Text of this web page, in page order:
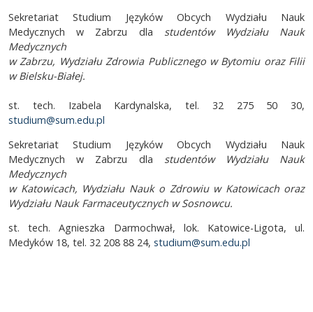
Sekretariat Studium Języków Obcych Wydziału Nauk
Medycznych w Zabrzu dla studentów Wydziału Nauk
Medycznych
w Zabrzu, Wydziału Zdrowia Publicznego w Bytomiu oraz Filii
w Bielsku-Białej.
st. tech. Izabela Kardynalska, tel. 32 275 50 30,
studium@sum.edu.pl
Sekretariat Studium Języków Obcych Wydziału Nauk
Medycznych w Zabrzu dla studentów Wydziału Nauk
Medycznych
w Katowicach, Wydziału Nauk o Zdrowiu w Katowicach oraz
Wydziału Nauk Farmaceutycznych w Sosnowcu.
st. tech. Agnieszka Darmochwał, lok. Katowice-Ligota, ul.
Medyków 18, tel. 32 208 88 24, studium@sum.edu.pl